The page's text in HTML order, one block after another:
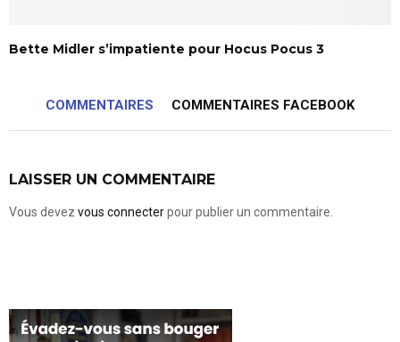
Bette Midler s’impatiente pour Hocus Pocus 3
COMMENTAIRES COMMENTAIRES FACEBOOK
LAISSER UN COMMENTAIRE
Vous devez vous connecterpour publier un commentaire.